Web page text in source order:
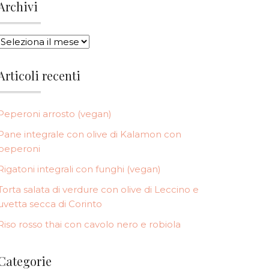
ARCHIVI
recenti
arrosto (vegan)
integrale con olive di Kalamon con
integrali con funghi (vegan)
salata di verdure con olive di Leccino e
secca di Corinto
rosso thai con cavolo nero e robiola